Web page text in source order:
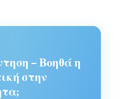
– Βοηθά η
στην